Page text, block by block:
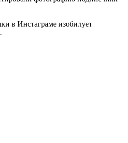
в Инстаграме изобилует